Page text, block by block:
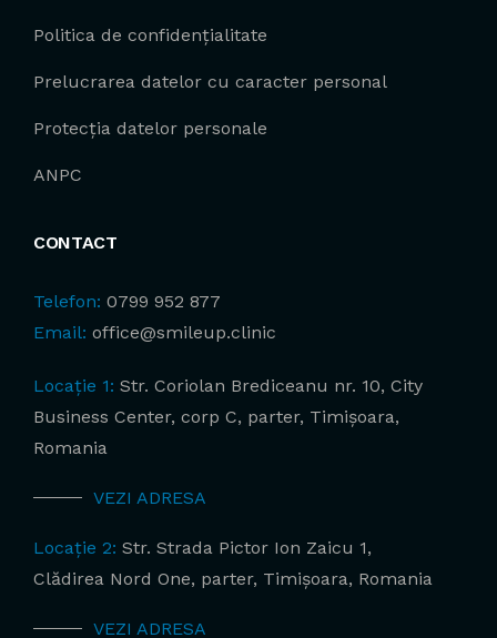
Politica de confidențialitate
Prelucrarea datelor cu caracter personal
Protecția datelor personale
ANPC
CONTACT
Telefon: 0799 952 877
Email: office@smileup.clinic
Locație 1: Str. Coriolan Brediceanu nr. 10, City
Business Center, corp C, parter, Timișoara,
Romania
VEZI ADRESA
Locație 2: Str. Strada Pictor Ion Zaicu 1,
Clădirea Nord One, parter, Timișoara, Romania
VEZI ADRESA